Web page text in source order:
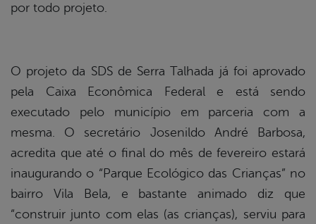
por todo projeto.
O projeto da SDS de Serra Talhada já foi aprovado
pela Caixa Econômica Federal e está sendo
executado pelo município em parceria com a
mesma. O secretário Josenildo André Barbosa,
acredita que até o final do mês de fevereiro estará
inaugurando o “Parque Ecológico das Crianças” no
bairro Vila Bela, e bastante animado diz que
“construir junto com elas (as crianças), serviu para